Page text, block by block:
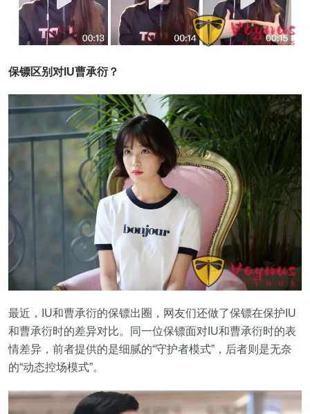
保镖区别对IU曹承衍？
最近，IU和曹承衍的保镖出圈，网友们还做了保镖在保护IU
和曹承衍时的差异对比。同一位保镖面对IU和曹承衍时的表
情差异，前者提供的是细腻的“守护者模式”，后者则是无奈
的“动态控场模式”。